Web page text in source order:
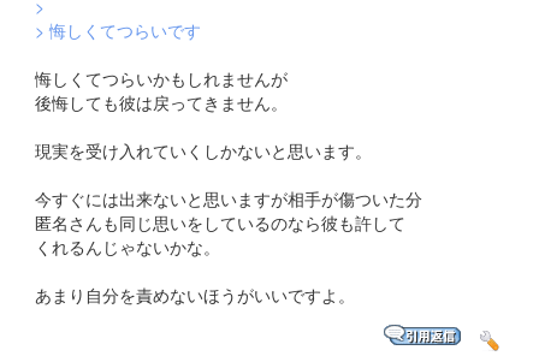
>
> 悔しくてつらいです
悔しくてつらいかもしれませんが
後悔しても彼は戻ってきません。
現実を受け入れていくしかないと思います。
今すぐには出来ないと思いますが相手が傷ついた分
匿名さんも同じ思いをしているのなら彼も許して
くれるんじゃないかな。
あまり自分を責めないほうがいいですよ。